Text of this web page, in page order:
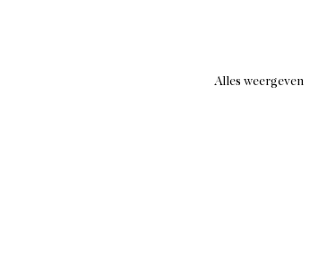
Alles weergeven